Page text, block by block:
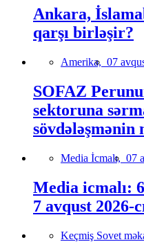
Ankara,
qarşı birləşir?
Amerika, 07
SOFAZ
sektoruna
sövdələşmənin
Media İcmalı, 07
Media icmalı:
7 avqust 2026-
Keçmiş Sovet